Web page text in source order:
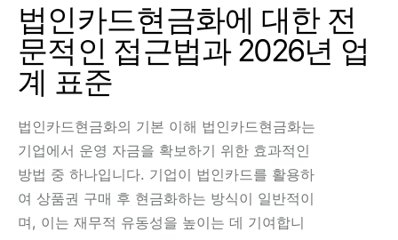
법인카드현금화에 대한 전
문적인 접근법과 2026년 업
계 표준
법인카드현금화의 기본 이해 법인카드현금화는
기업에서 운영 자금을 확보하기 위한 효과적인
방법 중 하나입니다. 기업이 법인카드를 활용하
여 상품권 구매 후 현금화하는 방식이 일반적이
며, 이는 재무적 유동성을 높이는 데 기여합니